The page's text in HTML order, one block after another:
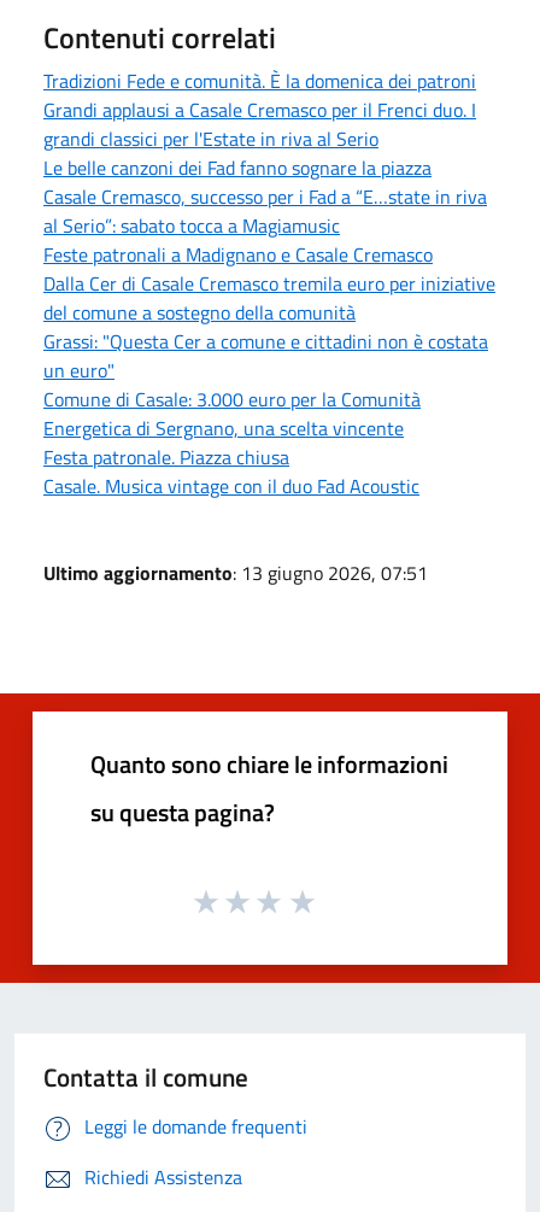
Contenuti correlati
Tradizioni Fede e comunità. È la domenica dei patroni
Grandi applausi a Casale Cremasco per il Frenci duo. I
grandi classici per l'Estate in riva al Serio
Le belle canzoni dei Fad fanno sognare la piazza
Casale Cremasco, successo per i Fad a “E…state in riva
al Serio”: sabato tocca a Magiamusic
Feste patronali a Madignano e Casale Cremasco
Dalla Cer di Casale Cremasco tremila euro per iniziative
del comune a sostegno della comunità
Grassi: "Questa Cer a comune e cittadini non è costata
un euro"
Comune di Casale: 3.000 euro per la Comunità
Energetica di Sergnano, una scelta vincente
Festa patronale. Piazza chiusa
Casale. Musica vintage con il duo Fad Acoustic
Ultimo aggiornamento: 13 giugno 2026, 07:51
Quanto sono chiare le informazioni
su questa pagina?
Contatta il comune
Leggi le domande frequenti
Richiedi Assistenza